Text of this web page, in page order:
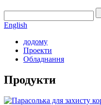
English
додому
Проекти
Обладнання
Продукти